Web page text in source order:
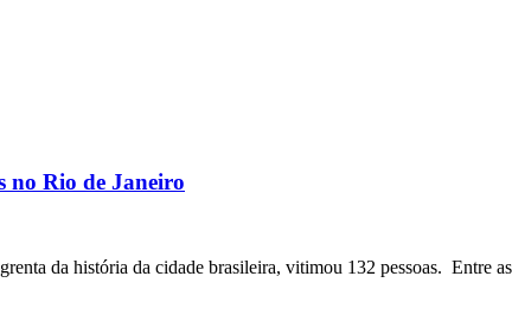
no Rio de Janeiro
da história da cidade brasileira, vitimou 132 pessoas. Entre